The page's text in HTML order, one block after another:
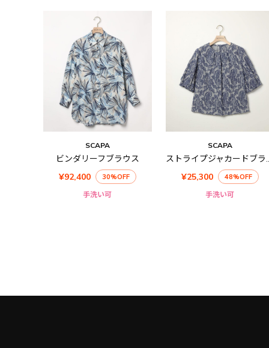
SCAPA
ビンダリーフブラウス
¥92,400
30%OFF
手洗い可
SCAPA
ストライ
¥25,300
48%OFF
手洗い可